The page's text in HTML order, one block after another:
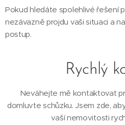
Pokud hledáte spolehlivé řešení
nezávazně projdu vaši situaci a
postup.
Rychlý
Neváhejte mě kontaktovat
domluvte schůzku. Jsem zde,
vaší nemovitosti